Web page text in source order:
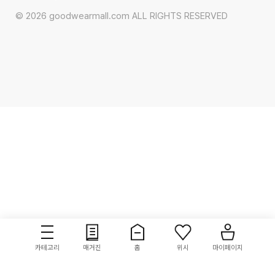
카테고리 매거진 홈 위시 마이페이지
© 2026 goodwearmall.com ALL RIGHTS RESERVED